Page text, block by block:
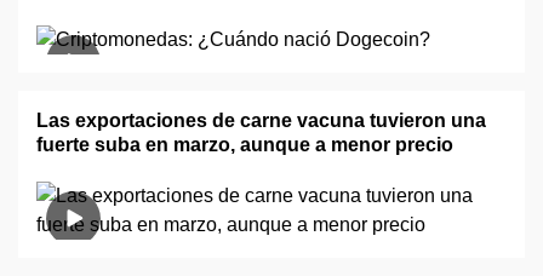
Las exportaciones de carne vacuna tuvieron una
fuerte suba en marzo, aunque a menor precio